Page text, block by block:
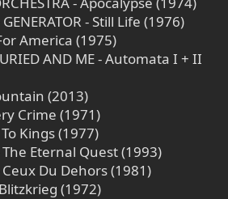
- Still Life (1976)
America (1975)
AND ME - Automata I + II
(2013)
Crime (1971)
Kings (1977)
The Eternal Quest (1993)
Ceux Du Dehors (1981)
(1972)